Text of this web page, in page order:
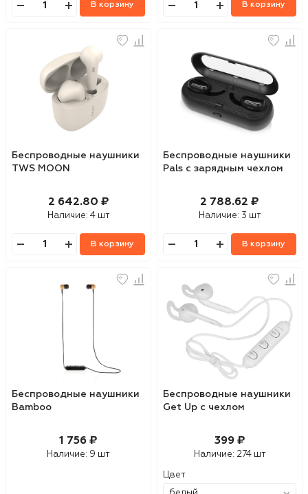
В корзину В корзину
Беспроводные наушники
TWS MOON
2 642.80 ₽
Наличие: 4 шт
В корзину
Беспроводные наушники
Pals с зарядным чехлом
2 788.62 ₽
Наличие: 3 шт
В корзину
Беспроводные наушники
Bamboo
1 756 ₽
Наличие: 9 шт
Беспроводные наушники
Get Up с чехлом
399 ₽
Наличие: 274 шт
Цвет